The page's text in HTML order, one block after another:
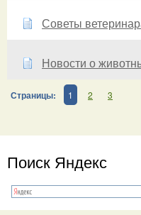
Советы
Новости о
Страницы: 1 2 3
Поиск Яндекс